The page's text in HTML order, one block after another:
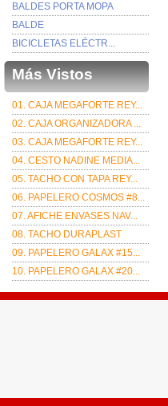
BALDES PORTA MOPA
BALDE
BICICLETAS ELÉCTR...
Más Vistos
01. CAJA MEGAFORTE REY...
02. CAJA ORGANIZADORA ...
03. CAJA MEGAFORTE REY...
04. CESTO NADINE MEDIA...
05. TACHO CON TAPA REY...
06. PAPELERO COSMOS #8...
07. AFICHE ENVASES NAV...
08. TACHO DURAPLAST
09. PAPELERO GALAX #15...
10. PAPELERO GALAX #20...